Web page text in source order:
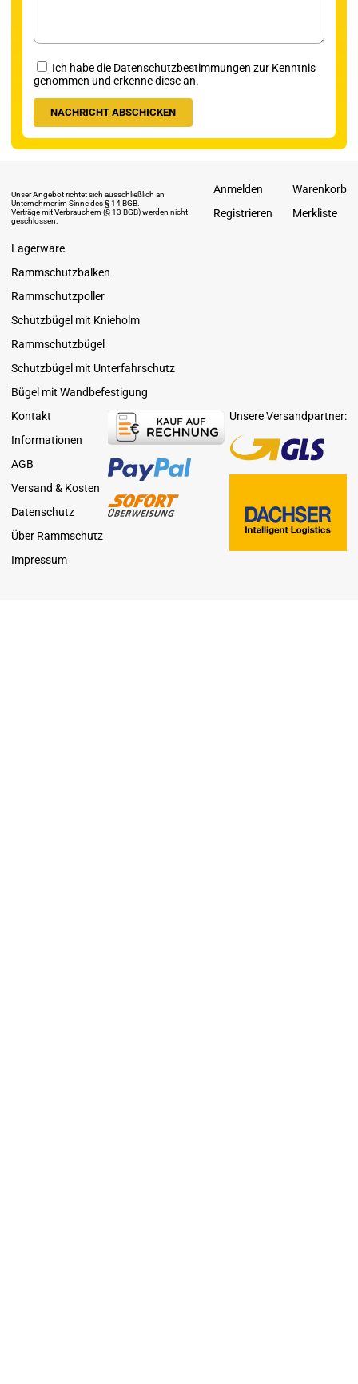
Ich habe die Datenschutzbestimmungen zur Kenntnis
genommen und erkenne diese an.
Unser Angebot richtet sich ausschließlich an
Unternehmer im Sinne des § 14 BGB.
Verträge mit Verbrauchern (§ 13 BGB) werden nicht
geschlossen.
Lagerware
Rammschutzbalken
Rammschutzpoller
Schutzbügel mit Knieholm
Rammschutzbügel
Schutzbügel mit Unterfahrschutz
Bügel mit Wandbefestigung
Anmelden
Registrieren
Warenkorb
Merkliste
Kontakt
Informationen
AGB
Versand & Kosten
Datenschutz
Über Rammschutz
Impressum
Unsere Versandpartner: